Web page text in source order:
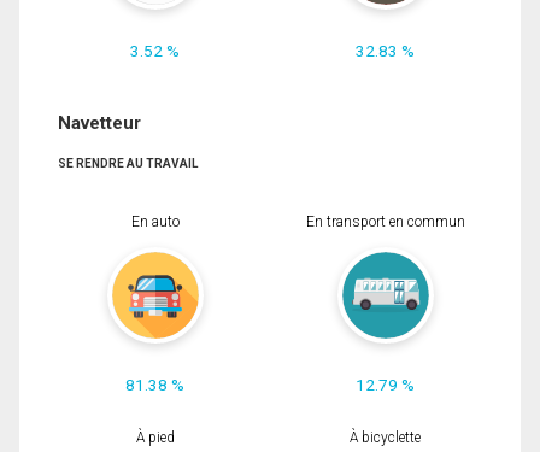
3.52 % 32.83 %
Navetteur
SE RENDRE AU TRAVAIL
En auto
81.38 %
En transport en commun
12.79 %
À pied À bicyclette